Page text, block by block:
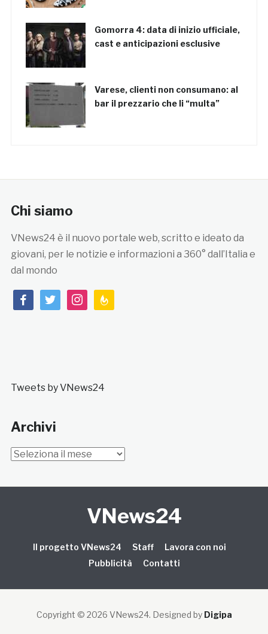
Gomorra 4: data di inizio ufficiale,
cast e anticipazioni esclusive
Varese, clienti non consumano: al
bar il prezzario che li “multa”
Chi siamo
VNews24 è il nuovo portale web, scritto e ideato da
giovani, per le notizie e informazioni a 360° dall’Italia e
dal mondo
facebooktwitterinstagramfeedburner
Tweets by VNews24
Archivi
Archivi
VNews24
Il progetto VNews24 Staff
Lavora con noi
Pubblicità
Contatti
Copyright © 2026 VNews24. Designed by Digipa